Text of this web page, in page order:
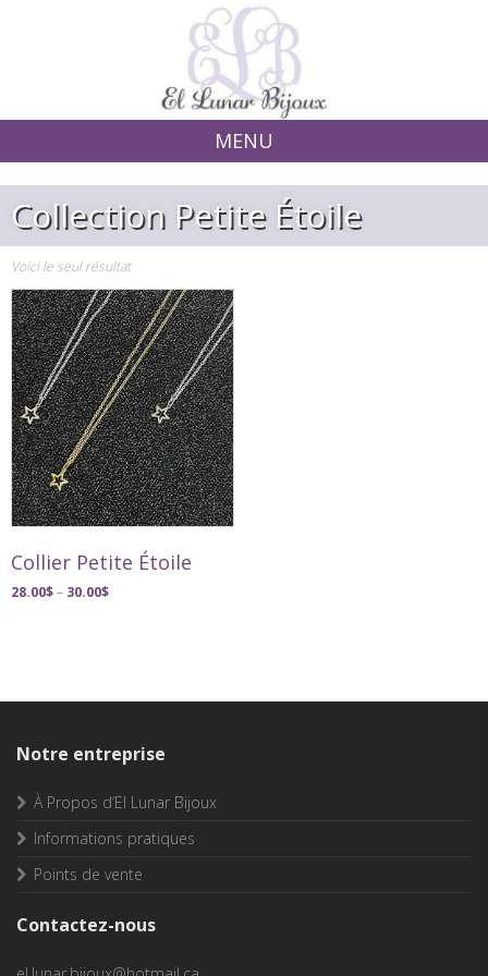
MENU
Collection Petite Étoile
Voici le seul résultat
Collier Petite Étoile
28.00$– 30.00$
Notre entreprise
À Propos d’El Lunar Bijoux
Informations pratiques
Points de vente
Contactez-nous